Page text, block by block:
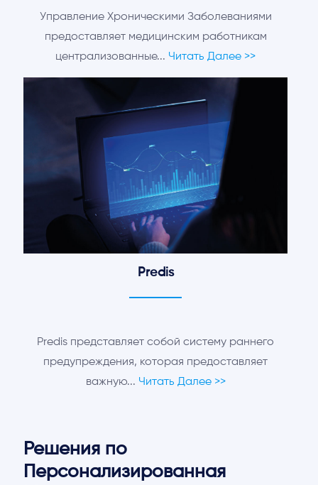
Управление Хроническими Заболеваниями
предоставляет медицинским работникам
централизованные... Читать Далее >>
Predis
Predis представляет собой систему раннего
предупреждения, которая предоставляет
важную... Читать Далее >>
Решения по
Персонализированная